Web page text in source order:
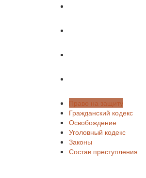
Право на защиту
Гражданский кодекс
Освобождение
Уголовный кодекс
Законы
Состав преступления